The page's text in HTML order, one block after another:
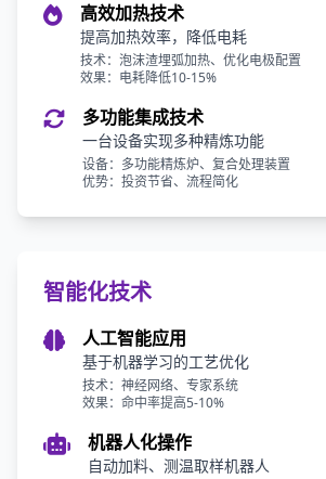
高效加热技术
提高加热效率，降低电耗
技术：泡沫渣埋弧加热、优化电极配置
效果：电耗降低10-15%
多功能集成技术
一台设备实现多种精炼功能
设备：多功能精炼炉、复合处理装置
优势：投资节省、流程简化
智能化技术
人工智能应用
基于机器学习的工艺优化
技术：神经网络、专家系统
效果：命中率提高5-10%
机器人化操作
自动加料、测温取样机器人